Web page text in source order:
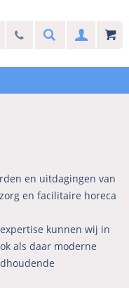
uw vraag
030 69 50 814Search
en uitdagingen van
en facilitaire horeca
kunnen wij in
als daar moderne